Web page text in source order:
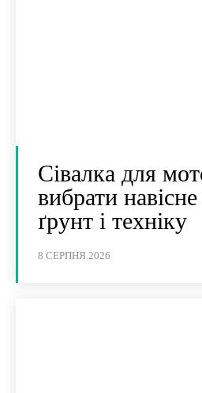
Сівалка для
вибрати навісне
ґрунт і техніку
8 СЕРПНЯ 2026